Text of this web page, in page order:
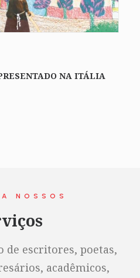
NA ITÁLIA
NOSSOS
de escritores, poetas,
acadêmicos,